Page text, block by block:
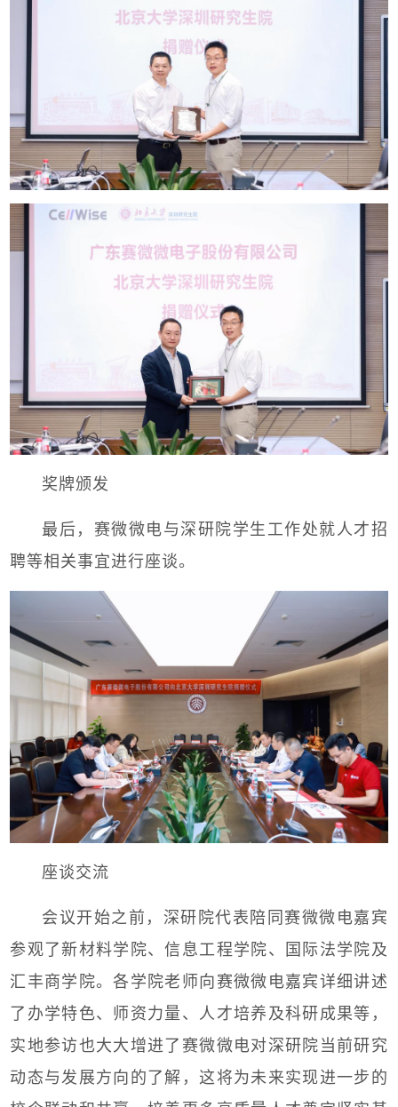
奖牌颁发
最后，赛微微电与深研院学生工作处就人才招
聘等相关事宜进行座谈。
座谈交流
会议开始之前，深研院代表陪同赛微微电嘉宾
参观了新材料学院、信息工程学院、国际法学院及
汇丰商学院。各学院老师向赛微微电嘉宾详细讲述
了办学特色、师资力量、人才培养及科研成果等，
实地参访也大大增进了赛微微电对深研院当前研究
动态与发展方向的了解，这将为未来实现进一步的